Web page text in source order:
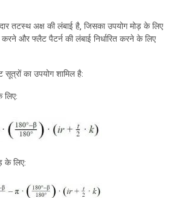
तटस्थ अक्ष की लंबाई है, जिसका उपयोग मोड़ के लिए
और फ्लैट पैटर्न की लंबाई निर्धारित करने के लिए
सूत्रों का उपयोग शामिल है:
के लिए: